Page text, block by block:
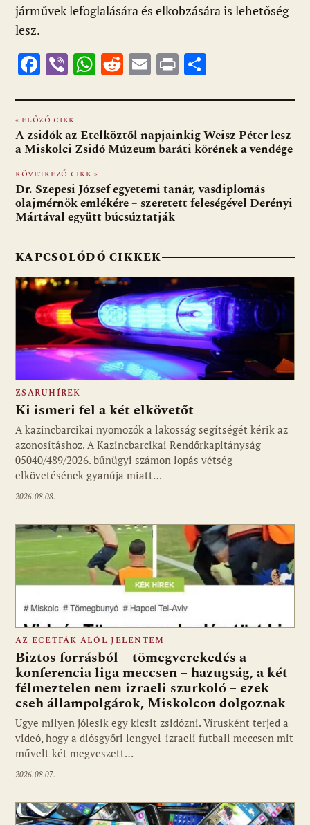
járművek lefoglalására és elkobzására is lehetőség
lesz.
F
e
b
o
o
k
Vi
er
W
at
s
A
p
p
R
d
di
t
E
ai
l
Pr
t za
m
e
« ELŐZŐ CIKK
A zsidók az Etelköztől napjainkig Weisz Péter lesz
a Miskolci Zsidó Múzeum baráti körének a vendége
KÖVETKEZŐ CIKK »
Dr. Szepesi József egyetemi tanár, vasdiplomás
olajmérnök emlékére – szeretett feleségével Derényi
Mártával együtt búcsúztatják
KAPCSOLÓDÓ CIKKEK
ZSARUHÍREK
Ki ismeri fel a két elkövetőt
A kazincbarcikai nyomozók a lakosság segítségét kérik az
azonosításhoz. A Kazincbarcikai Rendőrkapitányság
05040/489/2026. bűnügyi számon lopás vétség
elkövetésének gyanúja miatt…
2026.08.08.
AZ ECETFÁK ALÓL JELENTEM
Biztos forrásból – tömegverekedés a
konferencia liga meccsen – hazugság, a két
félmeztelen nem izraeli szurkoló – ezek
cseh állampolgárok, Miskolcon dolgoznak
Ugye milyen jólesik egy kicsit zsidózni. Vírusként terjed a
videó, hogy a diósgyőri lengyel-izraeli futball meccsen mit
művelt két megveszett…
2026.08.07.